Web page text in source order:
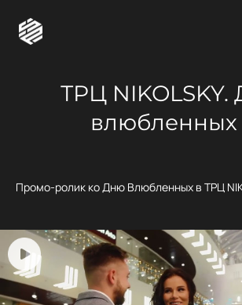
ТРЦ NIKOLSKY.
Промо-ролик ко Дню Влюбленных в ТРЦ